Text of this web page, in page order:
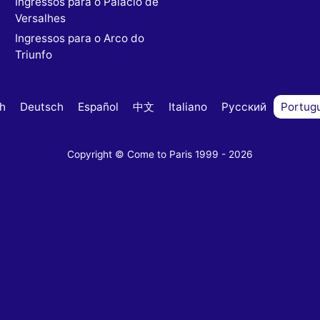
Versalhes
Ingressos para o Arco do
Triunfo
Deutsch Español 中文 Italiano Русский
Copyright © Come to Paris 1999 - 2026